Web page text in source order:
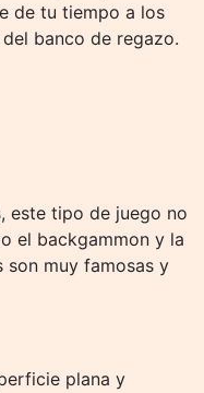
de tu tiempo a los
banco de regazo.
este tipo de juego no
el backgammon y la
son muy famosas y
plana y